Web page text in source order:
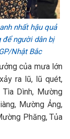
nhất hậu quả
để người dân bị
Nhật Bắc
của mưa lớn
ra lũ, lũ quét,
Dình, Mường
Mường Ảng,
Phăng, Tủa